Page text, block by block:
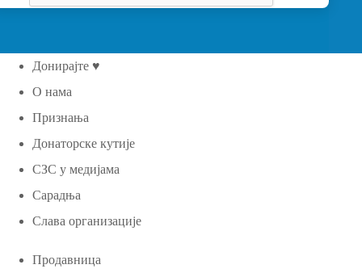
Донирајте ♥
О нама
Признања
Донаторске кутије
СЗС у медијама
Сарадња
Слава организације
Продавница